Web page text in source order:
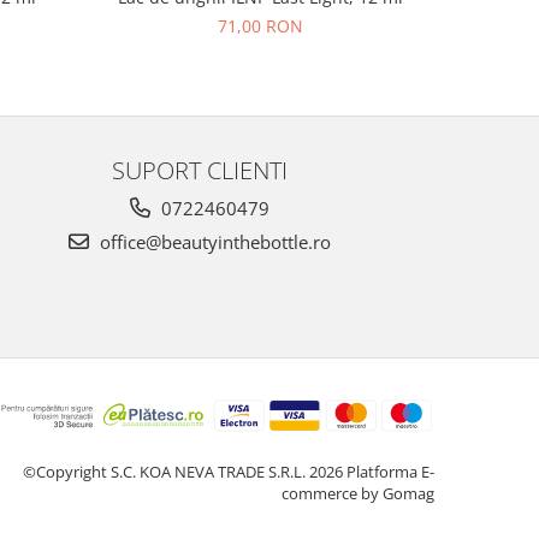
71,00 RON
SUPORT CLIENTI
0722460479
office@beautyinthebottle.ro
©Copyright S.C. KOA NEVA TRADE S.R.L. 2026 Platforma E-
commerce by Gomag